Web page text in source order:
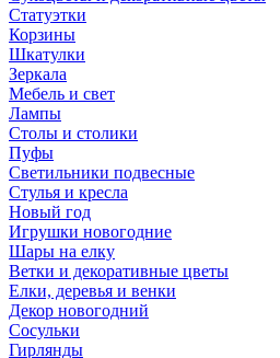
Статуэтки
Корзины
Шкатулки
Зеркала
Мебель и свет
Лампы
Столы и столики
Пуфы
Светильники подвесные
Стулья и кресла
Новый год
Игрушки новогодние
Шары на елку
Ветки и декоративные цветы
Елки, деревья и венки
Декор новогодний
Сосульки
Гирлянды